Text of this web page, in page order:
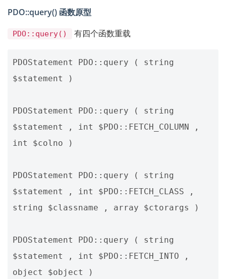
PDO::query() 函数原型
PDO::query() 有四个函数重载
PDOStatement PDO::query ( string
$statement )
PDOStatement PDO::query ( string
$statement , int $PDO::FETCH_COLUMN ,
int $colno )
PDOStatement PDO::query ( string
$statement , int $PDO::FETCH_CLASS ,
string $classname , array $ctorargs )
PDOStatement PDO::query ( string
$statement , int $PDO::FETCH_INTO ,
object $object )